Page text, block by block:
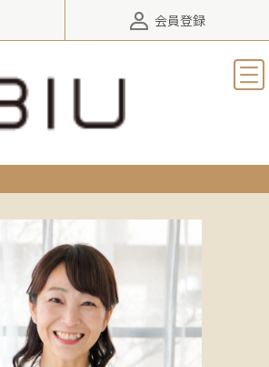
会員登録